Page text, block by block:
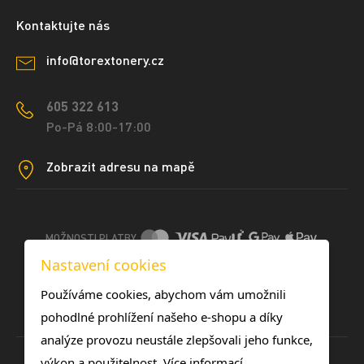
Kontaktujte nás
info@torextonery.cz
605 322 613
Po-Pá 8:00-17:00
Zobrazit adresu na mapě
MOŽNOSTI PLATBY
DOPRAVNÍ METODY
Nastavení cookies
Používáme cookies, abychom vám umožnili
pohodlné prohlížení našeho e-shopu a díky
analýze provozu neustále zlepšovali jeho funkce,